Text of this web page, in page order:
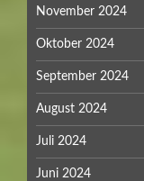
November 2024
Oktober 2024
September 2024
August 2024
Juli 2024
Juni 2024